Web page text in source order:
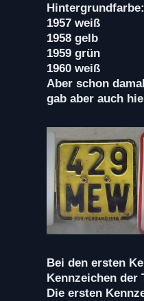
Hintergrundfarbe:
1957 weiß
1958 gelb
1959 grün
1960 weiß
Aber schon
gab aber auch
Bei den ersten
Kennzeichen
Die ersten